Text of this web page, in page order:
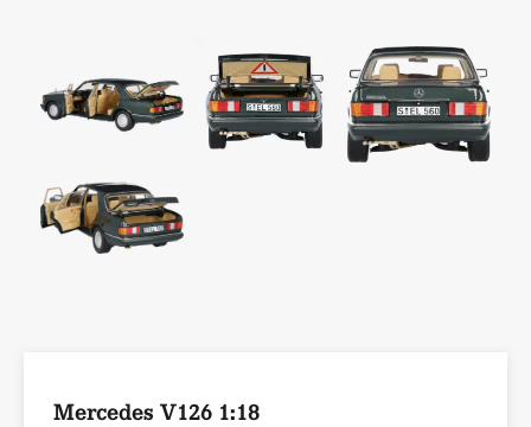
Mercedes V126 1:18